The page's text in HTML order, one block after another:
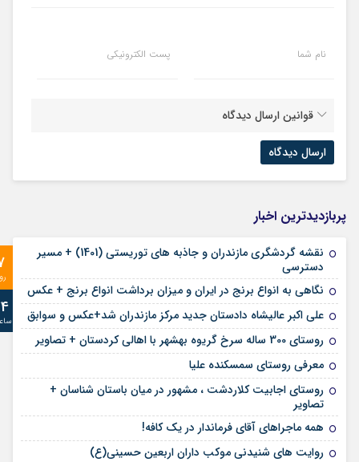
نام شما پست الکترونیکی
قوانین ارسال دیدگاه
پربازدیدترین اخبار
نقشه گردشگری مازندران و جاذبه های توریستی (1401) + مسیر
دسترسی
نگاهی به انواع برنج در ایران و میزان برداشت انواع برنج + عکس
علی‌ اکبر عالیشاه دادستان جدید مرکز مازندران شد+عکس و سوابق
روستای 300 ساله سرخ ‌گریوه بهشهر با اهالی کردستان + تصاویر
معرفی روستای سمسکنده علیا
روستای اجابیت کلاردشت ، مشهور در میان باستان شناسان +
تصاویر
همه ماجراهای آقای فرماندار در یک کافه!
روایت های شنیدنی موکب داران اربعین حسینی(ع)